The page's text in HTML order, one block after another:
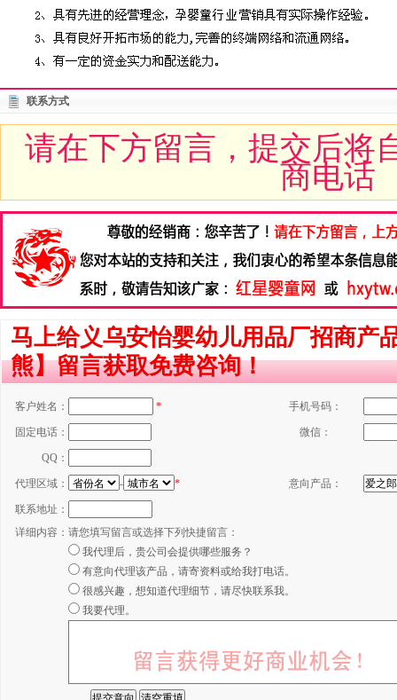
联系方式
请在下方留言，提交后将
商电话
马上给义乌安怡婴幼儿用品厂招商产
熊】留言获取免费咨询！
客户姓名： * 手机号码：
固定电话： 微信：
QQ：
代理区域： - * 意向产品：
联系地址：
详细内容： 请您填写留言或选择下列快捷留言：
我代理后，贵公司会提供哪些服务？
有意向代理该产品，请寄资料或给我打电话。
很感兴趣，想知道代理细节，请尽快联系我。
我要代理。